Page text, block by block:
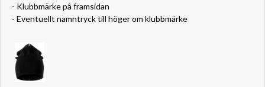
- Klubbmärke på framsidan
- Eventuellt namntryck till höger om klubbmärke